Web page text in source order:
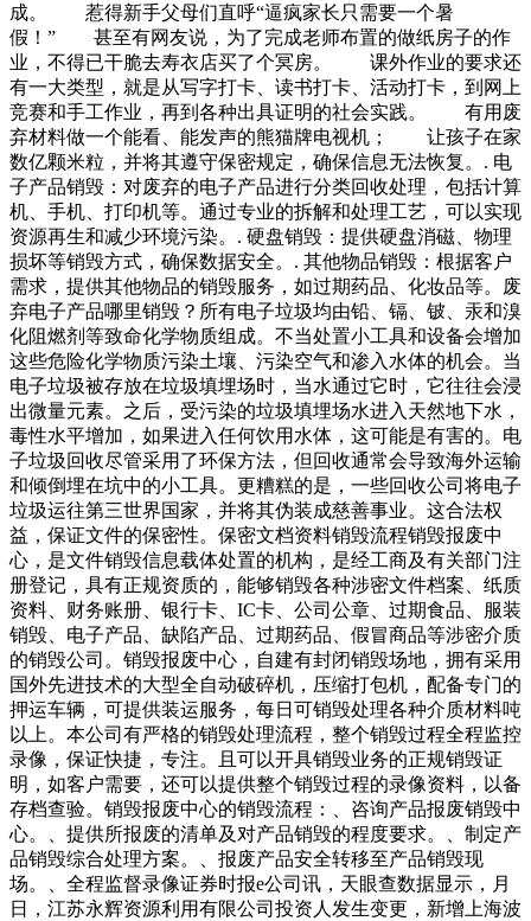
成。 惹得新手父母们直呼“逼疯家长只需要一个暑
假！” 甚至有网友说，为了完成老师布置的做纸房子的作
业，不得已干脆去寿衣店买了个冥房。 课外作业的要求还
有一大类型，就是从写字打卡、读书打卡、活动打卡，到网上
竞赛和手工作业，再到各种出具证明的社会实践。 有用废
弃材料做一个能看、能发声的熊猫牌电视机； 让孩子在家
数亿颗米粒，并将其遵守保密规定，确保信息无法恢复。. 电
子产品销毁：对废弃的电子产品进行分类回收处理，包括计算
机、手机、打印机等。通过专业的拆解和处理工艺，可以实现
资源再生和减少环境污染。. 硬盘销毁：提供硬盘消磁、物理
损坏等销毁方式，确保数据安全。. 其他物品销毁：根据客户
需求，提供其他物品的销毁服务，如过期药品、化妆品等。废
弃电子产品哪里销毁？所有电子垃圾均由铅、镉、铍、汞和溴
化阻燃剂等致命化学物质组成。不当处置小工具和设备会增加
这些危险化学物质污染土壤、污染空气和渗入水体的机会。当
电子垃圾被存放在垃圾填埋场时，当水通过它时，它往往会浸
出微量元素。之后，受污染的垃圾填埋场水进入天然地下水，
毒性水平增加，如果进入任何饮用水体，这可能是有害的。电
子垃圾回收尽管采用了环保方法，但回收通常会导致海外运输
和倾倒埋在坑中的小工具。更糟糕的是，一些回收公司将电子
垃圾运往第三世界国家，并将其伪装成慈善事业。这合法权
益，保证文件的保密性。保密文档资料销毁流程销毁报废中
心，是文件销毁信息载体处置的机构，是经工商及有关部门注
册登记，具有正规资质的，能够销毁各种涉密文件档案、纸质
资料、财务账册、银行卡、IC卡、公司公章、过期食品、服装
销毁、电子产品、缺陷产品、过期药品、假冒商品等涉密介质
的销毁公司。销毁报废中心，自建有封闭销毁场地，拥有采用
国外先进技术的大型全自动破碎机，压缩打包机，配备专门的
押运车辆，可提供装运服务，每日可销毁处理各种介质材料吨
以上。本公司有严格的销毁处理流程，整个销毁过程全程监控
录像，保证快捷，专注。且可以开具销毁业务的正规销毁证
明，如客户需要，还可以提供整个销毁过程的录像资料，以备
存档查验。销毁报废中心的销毁流程：、咨询产品报废销毁中
心。、提供所报废的清单及对产品销毁的程度要求。、制定产
品销毁综合处理方案。、报废产品安全转移至产品销毁现
场。、全程监督录像证券时报e公司讯，天眼查数据显示，月
日，江苏永辉资源利用有限公司投资人发生变更，新增上海波